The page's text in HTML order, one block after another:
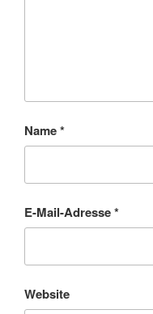
Name*
E-Mail-Adresse*
Website